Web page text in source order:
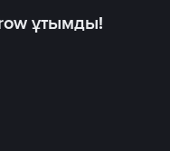
ұтымды!